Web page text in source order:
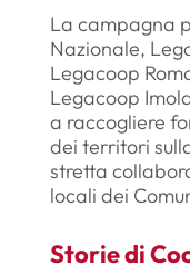
La campagna
Nazionale,
Legacoop
Legacoop
a raccogliere
dei territori
stretta
locali dei
Storie di